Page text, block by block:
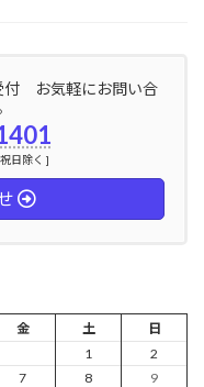
付 お気軽にお問い合
日除く ]
金 土
日
1
2
7 8
9